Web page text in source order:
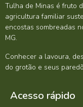
Tulha de Minas é fruto
agricultura familiar
encostas sombreadas
MG.
Conhecer a lavoura,
do grotão e seus
Acesso rápido